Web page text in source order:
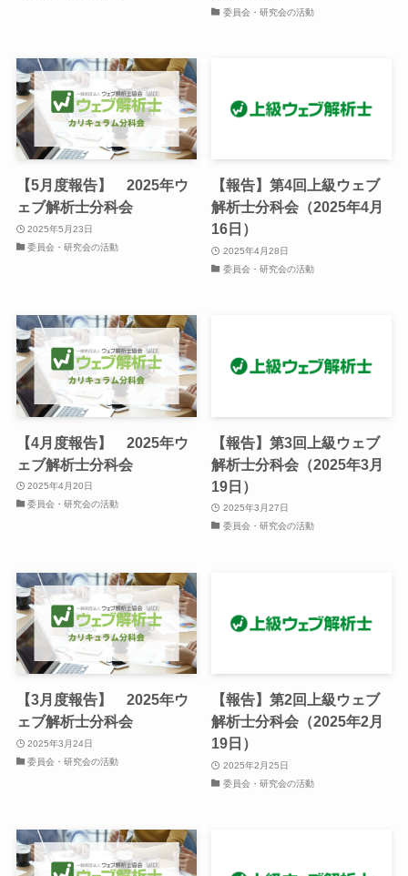
委員会・研究会の活動
【5月度報告】 2025年ウ
ェブ解析士分科会
2025年5月23日
委員会・研究会の活動
【報告】第4回上級ウェブ
解析士分科会（2025年4月
16日）
2025年4月28日
委員会・研究会の活動
【4月度報告】 2025年ウ
ェブ解析士分科会
2025年4月20日
委員会・研究会の活動
【報告】第3回上級ウェブ
解析士分科会（2025年3月
19日）
2025年3月27日
委員会・研究会の活動
【3月度報告】 2025年ウ
ェブ解析士分科会
2025年3月24日
委員会・研究会の活動
【報告】第2回上級ウェブ
解析士分科会（2025年2月
19日）
2025年2月25日
委員会・研究会の活動